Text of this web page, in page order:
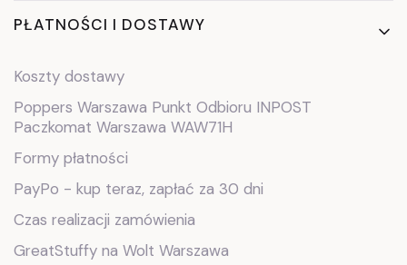
PŁATNOŚCI I DOSTAWY
Koszty dostawy
Poppers Warszawa Punkt Odbioru INPOST
Paczkomat Warszawa WAW71H
Formy płatności
PayPo - kup teraz, zapłać za 30 dni
Czas realizacji zamówienia
GreatStuffy na Wolt Warszawa